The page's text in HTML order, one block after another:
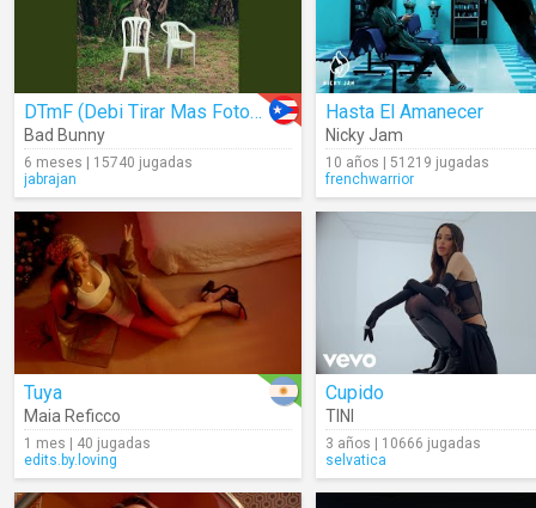
DTmF (Debi Tirar Mas Fotos) (Audio)
Bad Bunny
6 meses | 15740 jugadas
jabrajan
Hasta El Amanecer
Nicky Jam
10 años | 51219 jugadas
frenchwarrior
Tuya
Maia Reficco
1 mes | 40 jugadas
edits.by.loving
Cupido
TINI
3 años | 10666 jugadas
selvatica